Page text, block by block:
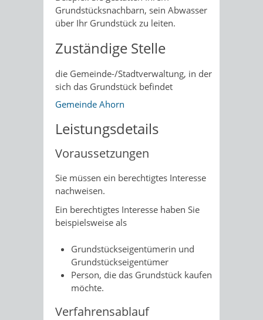
Grundstücksnachbarn, sein Abwasser
über Ihr Grundstück zu leiten.
Zuständige Stelle
die Gemeinde-/Stadtverwaltung, in der
sich das Grundstück befindet
Gemeinde Ahorn
Leistungsdetails
Voraussetzungen
Sie müssen ein berechtigtes Interesse
nachweisen.
Ein berechtigtes Interesse haben Sie
beispielsweise als
Grundstückseigentümerin und
Grundstückseigentümer
Person, die das Grundstück kaufen
möchte.
Verfahrensablauf